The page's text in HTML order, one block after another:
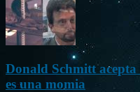
Donald Schmitt
es una momia